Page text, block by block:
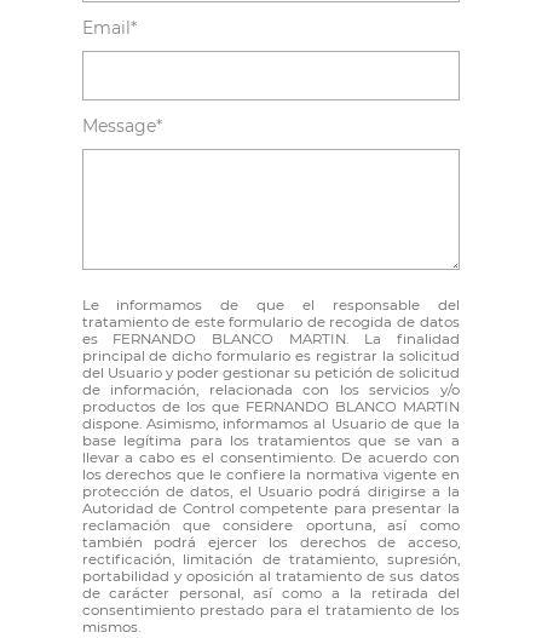
Email*
Message*
Le informamos de que el responsable del
tratamiento de este formulario de recogida de datos
es FERNANDO BLANCO MARTIN. La finalidad
principal de dicho formulario es registrar la solicitud
del Usuario y poder gestionar su petición de solicitud
de información, relacionada con los servicios y/o
productos de los que FERNANDO BLANCO MARTIN
dispone. Asimismo, informamos al Usuario de que la
base legítima para los tratamientos que se van a
llevar a cabo es el consentimiento. De acuerdo con
los derechos que le confiere la normativa vigente en
protección de datos, el Usuario podrá dirigirse a la
Autoridad de Control competente para presentar la
reclamación que considere oportuna, así como
también podrá ejercer los derechos de acceso,
rectificación, limitación de tratamiento, supresión,
portabilidad y oposición al tratamiento de sus datos
de carácter personal, así como a la retirada del
consentimiento prestado para el tratamiento de los
mismos.